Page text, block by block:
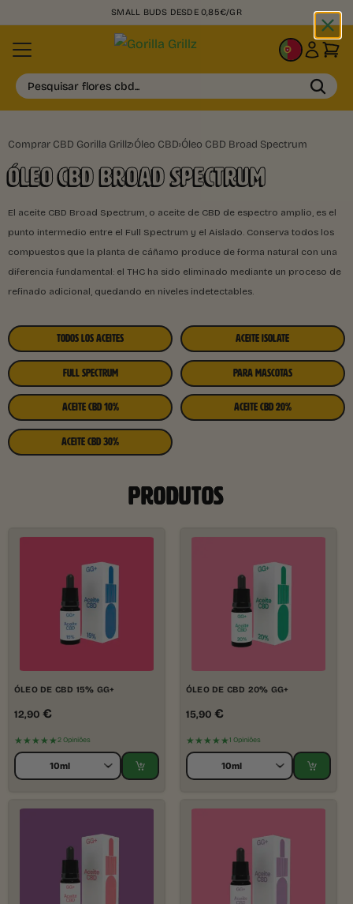
SMALL BUDS DESDE 0,85€/GR
PT
Pesquisar flores cbd...
Comprar CBD Gorilla Grillz›Óleo CBD›Óleo CBD Broad Spectrum
ÓLEO CBD BROAD SPECTRUM
El aceite CBD Broad Spectrum, o aceite de CBD de espectro amplio, es el
punto intermedio entre el Full Spectrum y el Aislado. Conserva todos los
compuestos que la planta de cáñamo produce de forma natural con una
diferencia fundamental: el THC ha sido eliminado mediante un proceso de
refinado adicional, quedando en niveles indetectables.
TODOS LOS ACEITES ACEITE ISOLATE
FULL SPECTRUM PARA MASCOTAS
ACEITE CBD 10% ACEITE CBD 20%
ACEITE CBD 30%
PRODUTOS
ÓLEO DE CBD 15% GG+
12,90 €
★★★★★2 Opiniões
ÓLEO DE CBD 20% GG+
15,90 €
★★★★★1 Opiniões